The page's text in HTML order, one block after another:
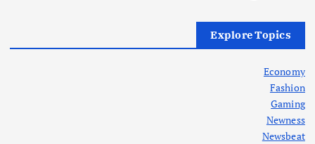
في جذور المشكلة وحلولها المستدامة
Explore Topics
Economy
Fashion
Gaming
Newness
Newsbeat